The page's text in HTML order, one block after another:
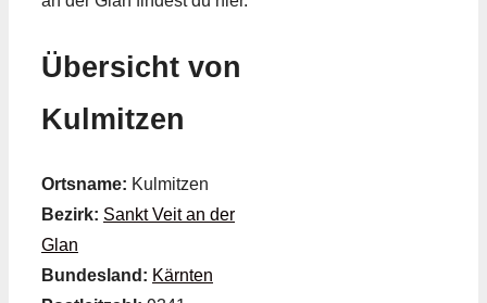
Übersicht von
Kulmitzen
Ortsname: Kulmitzen
Bezirk: Sankt Veit an der
Glan
Bundesland: Kärnten